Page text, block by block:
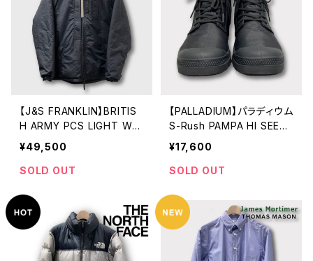
【J&S FRANKLIN】BRITIS
H ARMY PCS LIGHT WEI
GHT DOWN JACKET ラ
イトウェイト ダウンジャケッ
ト
¥49,500
SOLD OUT
【PALLADIUM】パラディウム
S-Rush PAMPA HI SEEKE
R LITE + WP + BLACK
¥17,600
SOLD OUT